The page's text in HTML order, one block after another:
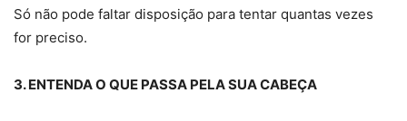
Só não pode faltar disposição para tentar quantas vezes
for preciso.
3. ENTENDA O QUE PASSA PELA SUA CABEÇA